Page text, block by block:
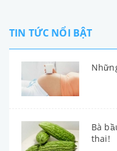
TIN TỨC NỔI BẬT
Bà
thai!